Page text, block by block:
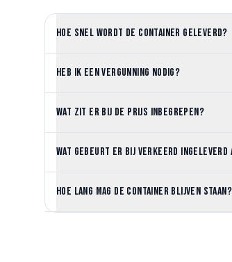
Hoe snel wordt de container geleverd?
Heb ik een vergunning nodig?
Wat zit er bij de prijs inbegrepen?
Wat gebeurt er bij verkeerd ingeleverd
Hoe lang mag de container blijven staan?